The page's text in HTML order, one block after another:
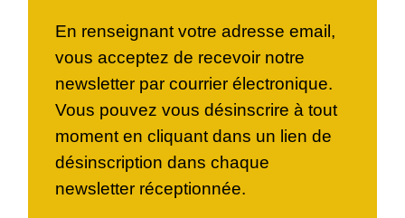
En renseignant votre adresse email,
vous acceptez de recevoir notre
newsletter par courrier électronique.
Vous pouvez vous désinscrire à tout
moment en cliquant dans un lien de
désinscription dans chaque
newsletter réceptionnée.